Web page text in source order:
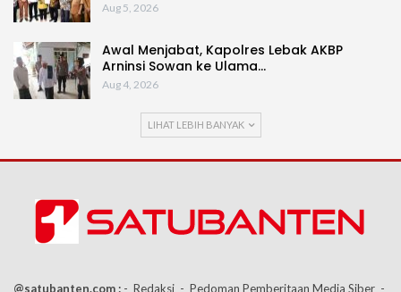
Aug 5, 2026
Awal Menjabat, Kapolres Lebak AKBP
Arninsi Sowan ke Ulama…
Aug 4, 2026
LIHAT LEBIH BANYAK
@satubanten.com : - Redaksi - Pedoman Pemberitaan Media Siber -